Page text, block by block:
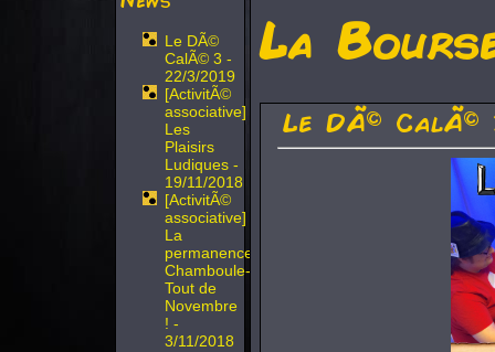
Le DÃ©
CalÃ© 3 -
22/3/2019
[ActivitÃ©
associative]
Les
Plaisirs
Ludiques -
19/11/2018
[ActivitÃ©
associative]
La
permanence
Chamboule-
Tout de
Novembre
! -
3/11/2018
La
Le DÃ© CalÃ©